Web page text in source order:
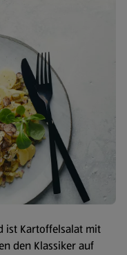
ist Kartoffelsalat mit
den Klassiker auf